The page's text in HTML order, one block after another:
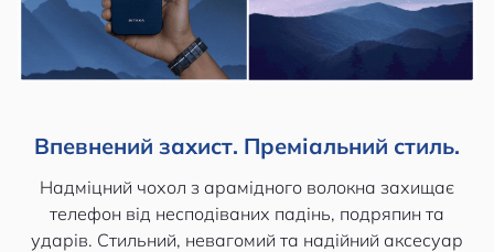
Впевнений захист. Преміальний стиль.
Надміцний чохол з арамідного волокна захищає
телефон від несподіваних падінь, подряпин та
ударів. Стильний, невагомий та надійний аксесуар